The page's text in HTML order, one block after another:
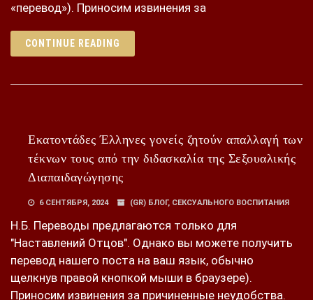
«перевод»). Приносим извинения за
CONTINUE READING
Εκατοντάδες Έλληνες γονείς ζητούν απαλλαγή των
τέκνων τους από την διδασκαλία της Σεξουαλικής
Διαπαιδαγώγησης
6 СЕНТЯБРЯ, 2024 (GR) БЛОГ, СЕКСУАЛЬНОГО ВОСПИТАНИЯ
Н.Б. Переводы предлагаются только для
"Наставлений Отцов". Однако вы можете получить
перевод нашего поста на ваш язык, обычно
щелкнув правой кнопкой мыши в браузере).
Приносим извинения за причиненные неудобства.